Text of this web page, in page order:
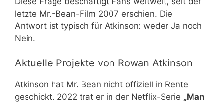
letzte Mr.-Bean-Film 2007 erschien. Die
Antwort ist typisch für Atkinson: weder Ja noch
Nein.
Aktuelle Projekte von Rowan Atkinson
Atkinson hat Mr. Bean nicht offiziell in Rente
geschickt. 2022 trat er in der Netflix-Serie „Man